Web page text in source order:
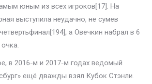
юным из всех игроков[17]. На
выступила неудачно, не сумев
а Овечкин набрал в 6
в 2016-м и 2017-м годах ведомый
ещё дважды взял Кубок Стэнли.